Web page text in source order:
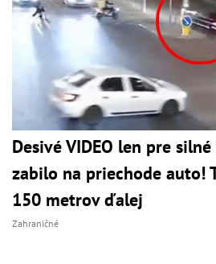
Desivé VIDEO len pre
zabilo na priechode auto!
150 metrov ďalej
Zahraničné